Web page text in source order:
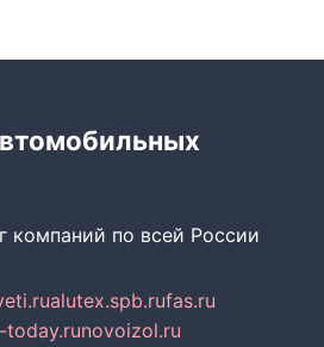
компаний по всей России
alutex.spb.rufas.ru
today.runovoizol.ru